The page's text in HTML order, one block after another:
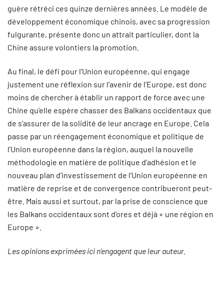
guère rétréci ces quinze dernières années. Le modèle de
développement économique chinois, avec sa progression
fulgurante, présente donc un attrait particulier, dont la
Chine assure volontiers la promotion.
Au final, le défi pour l’Union européenne, qui engage
justement une réflexion sur l’avenir de l’Europe, est donc
moins de chercher à établir un rapport de force avec une
Chine qu’elle espère chasser des Balkans occidentaux que
de s’assurer de la solidité de leur ancrage en Europe. Cela
passe par un réengagement économique et politique de
l’Union européenne dans la région, auquel la nouvelle
méthodologie en matière de politique d’adhésion et le
nouveau plan d’investissement de l’Union européenne en
matière de reprise et de convergence contribueront peut-
être. Mais aussi et surtout, par la prise de conscience que
les Balkans occidentaux sont d’ores et déjà « une région en
Europe ».
Les opinions exprimées ici n’engagent que leur auteur.